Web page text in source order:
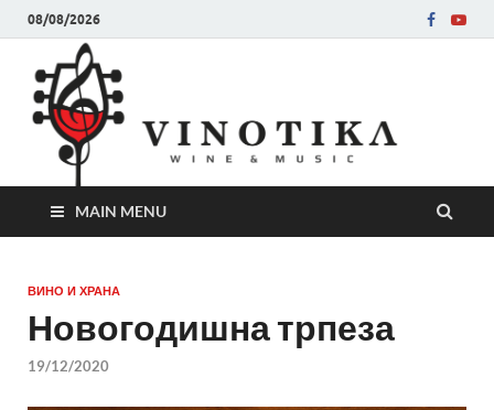
08/08/2026
MAIN MENU
ВИНО И ХРАНА
Новогодишна трпеза
19/12/2020